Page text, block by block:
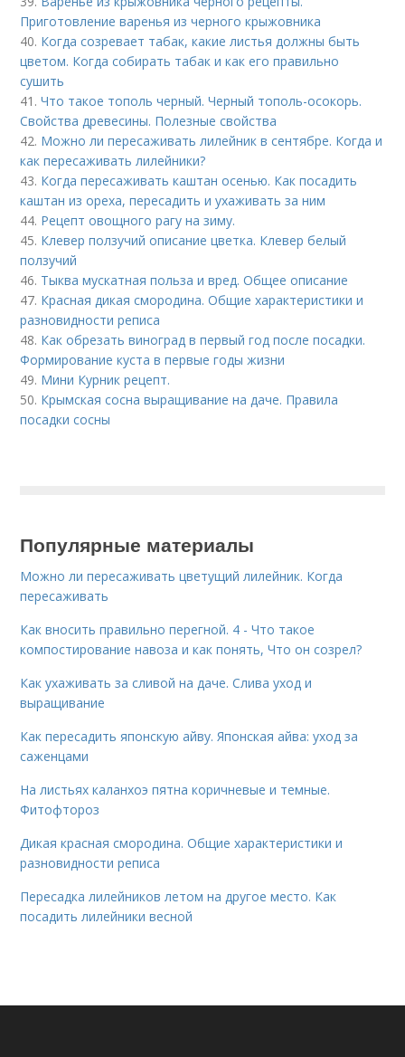
Приготовление варенья из черного крыжовника
40. Когда созревает табак, какие листья должны быть
цветом. Когда собирать табак и как его правильно
сушить
41.Что такое тополь черный. Черный тополь-осокорь.
Свойства древесины. Полезные свойства
42. Можно ли пересаживать лилейник в сентябре. Когда и
как пересаживать лилейники?
43. Когда пересаживать каштан осенью. Как посадить
каштан из ореха, пересадить и ухаживать за ним
44. Рецепт овощного рагу на зиму.
45. Клевер ползучий описание цветка. Клевер белый
ползучий
46. Тыква мускатная польза и вред. Общее описание
47. Красная дикая смородина. Общие характеристики и
разновидности реписа
48. Как обрезать виноград в первый год после посадки.
Формирование куста в первые годы жизни
49. Мини Курник рецепт.
50. Крымская сосна выращивание на даче. Правила
посадки сосны
Популярные материалы
Можно ли пересаживать цветущий лилейник. Когда
пересаживать
Как вносить правильно перегной. 4 - Что такое
компостирование навоза и как понять, Что он созрел?
Как ухаживать за сливой на даче. Слива уход и
выращивание
Как пересадить японскую айву. Японская айва: уход за
саженцами
На листьях каланхоэ пятна коричневые и темные.
Фитофтороз
Дикая красная смородина. Общие характеристики и
разновидности реписа
Пересадка лилейников летом на другое место. Как
посадить лилейники весной